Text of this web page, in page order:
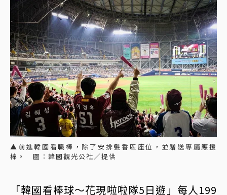
▲前進韓國看職棒，除了安排髮香區座位，並贈送專屬應援
棒。 圖：韓國觀光公社／提供
「韓國看棒球～花現啦啦隊5日遊」每人199